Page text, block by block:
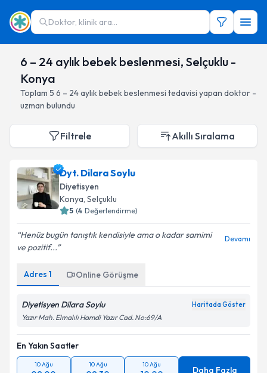
Doktor, klinik ara...
6 – 24 aylık bebek beslenmesi, Selçuklu -
Konya
Toplam 5 6 – 24 aylık bebek beslenmesi tedavisi yapan doktor -
uzman bulundu
Filtrele Akıllı Sıralama
Dyt. Dilara Soylu
Diyetisyen
Konya, Selçuklu
5 (4 Değerlendirme)
Henüz bugün tanıştık kendisiyle ama o kadar samimi
ve pozitif...
Devamı
Adres 1 Online Görüşme
Diyetisyen Dilara Soylu Haritada Göster
Yazır Mah. Elmalılı Hamdi Yazır Cad. No:69/A
En Yakın Saatler
10 Ağu 10 Ağu 10 Ağu
Daha Fazla